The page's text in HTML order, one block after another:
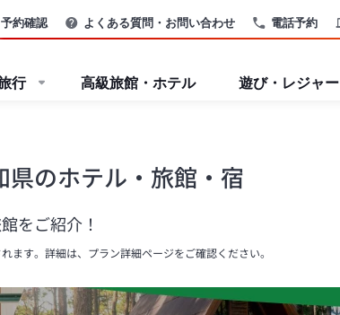
電話予約
予約確認 よくある質問・お問い合わせ
行 高級旅館・ホテル 遊び・レジャー
県のホテル・旅館・宿
をご紹介！
す。詳細は、プラン詳細ページをご確認ください。